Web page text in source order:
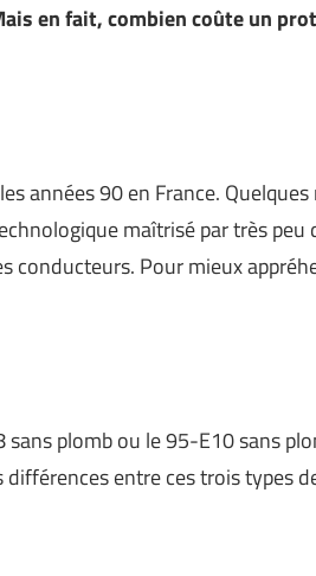
en fait, combien coûte un
années 90 en France.
maîtrisé par très
conducteurs. Pour mieux
plomb ou le 95-E10 sans
entre ces trois types